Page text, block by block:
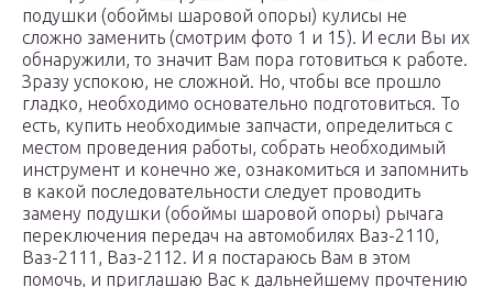
подушки (обоймы шаровой опоры) кулисы не
сложно заменить (смотрим фото 1 и 15). И если Вы их
обнаружили, то значит Вам пора готовиться к работе.
Зразу успокою, не сложной. Но, чтобы все прошло
гладко, необходимо основательно подготовиться. То
есть, купить необходимые запчасти, определиться с
местом проведения работы, собрать необходимый
инструмент и конечно же, ознакомиться и запомнить
в какой последовательности следует проводить
замену подушки (обоймы шаровой опоры) рычага
переключения передач на автомобилях Ваз-2110,
Ваз-2111, Ваз-2112. И я постараюсь Вам в этом
помочь, и приглашаю Вас к дальнейшему прочтению